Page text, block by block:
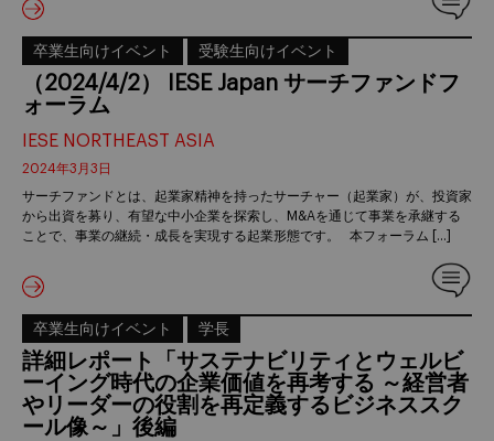
卒業生向けイベント 受験生向けイベント
（2024/4/2） IESE Japan サーチファンドフ
ォーラム
IESE NORTHEAST ASIA
2024年3月3日
サーチファンドとは、起業家精神を持ったサーチャー（起業家）が、投資家
から出資を募り、有望な中小企業を探索し、M&Aを通じて事業を承継する
ことで、事業の継続・成長を実現する起業形態です。 本フォーラム […]
卒業生向けイベント 学長
詳細レポート「サステナビリティとウェルビ
ーイング時代の企業価値を再考する ～経営者
やリーダーの役割を再定義するビジネススク
ール像～」後編